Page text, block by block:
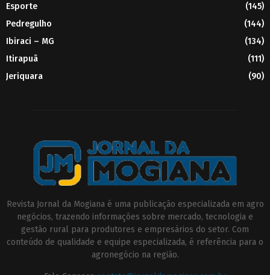
Esporte
(145)
Pedregulho
(144)
Ibiraci – MG
(134)
Itirapuã
(111)
Jeriquara
(90)
Revista Jornal da Mogiana é uma publicação especializada em agro
negócios, trazendo informações sobre mercado, tecnologia e
gestão rural para produtores e empresários do setor. Com
conteúdo de qualidade e equipe especializada, é referência para o
agronegócio na região.